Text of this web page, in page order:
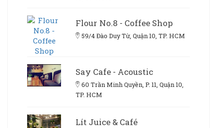
Flour No.8 - Coffee Shop
59/4 Đào Duy Từ, Quận 10, TP. HCM
Say Cafe - Acoustic
60 Trần Minh Quyền, P. 11, Quận 10,
TP. HCM
Lít Juice & Café